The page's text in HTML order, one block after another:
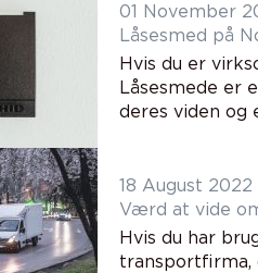
01 November
Låsesmed på
Hvis du er
Låsesmede er
deres viden og
18 August 2022
Værd at vide
Hvis du har
transportfirma,